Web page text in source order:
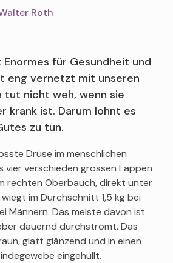
Roth
für Gesundheit und
eng vernetzt mit unseren
tut nicht weh, wenn sie
krank ist. Darum lohnt es
zu tun.
Drüse im menschlichen
vier verschieden grossen Lappen
rechten Oberbauch, direkt unter
im Durchschnitt 1,5 kg bei
Männern. Das meiste davon ist
dauernd durchströmt. Das
glatt glänzend und in einen
eingehüllt.